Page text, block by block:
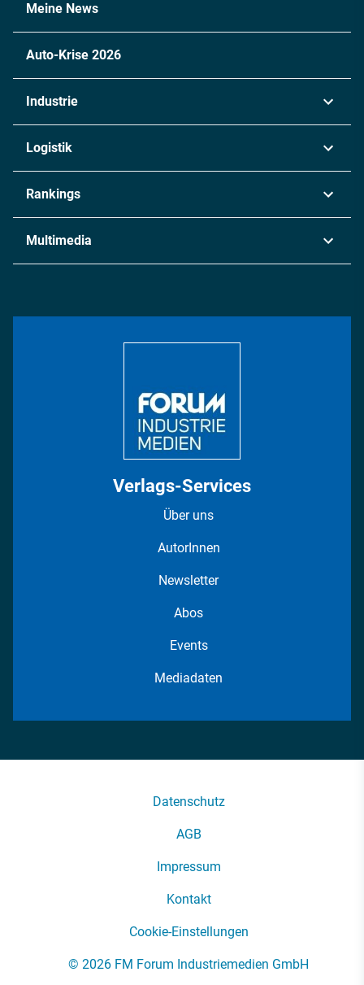
Meine News
Auto-Krise 2026
Industrie
Chemie
Metall
Energie
Logistik
Rankings
Multimedia
Verlags-Services
Über uns
AutorInnen
Newsletter
Abos
Events
Mediadaten
Datenschutz
AGB
Impressum
Kontakt
Cookie-Einstellungen
© 2026 FM Forum Industriemedien GmbH